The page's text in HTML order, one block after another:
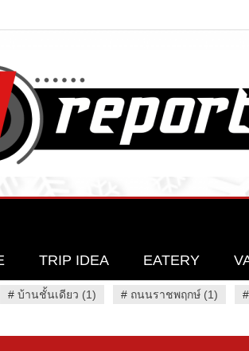
TRIP IDEA EATERY
# บ้านชั้นเดียว (1) # ถนนราชพฤกษ์ (1) #